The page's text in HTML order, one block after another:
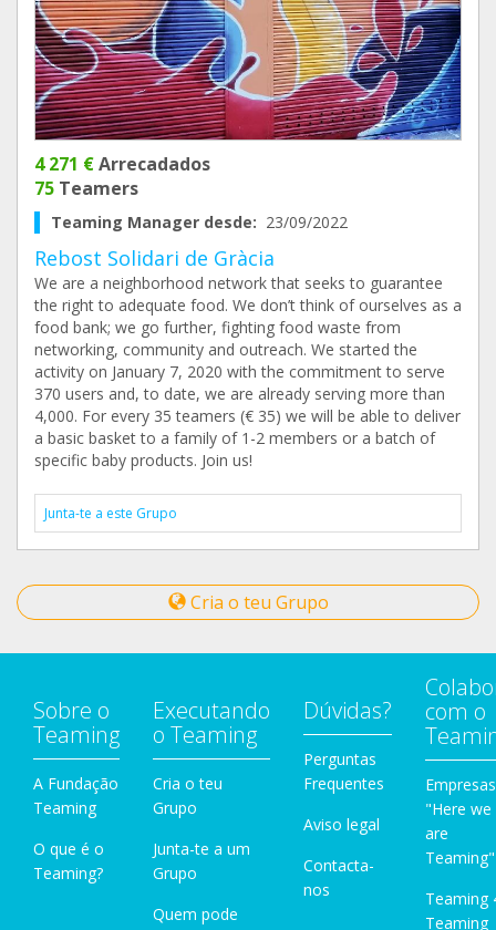
4 271 €Arrecadados
75 Teamers
Teaming Manager desde: 23/09/2022
Rebost Solidari de Gràcia
We are a neighborhood network that seeks to guarantee
the right to adequate food. We don’t think of ourselves as a
food bank; we go further, fighting food waste from
networking, community and outreach. We started the
activity on January 7, 2020 with the commitment to serve
370 users and, to date, we are already serving more than
4,000. For every 35 teamers (€ 35) we will be able to deliver
a basic basket to a family of 1-2 members or a batch of
specific baby products. Join us!
Junta-te a este Grupo
Cria o teu Grupo
Sobre o
Teaming
A Fundação
Teaming
O que é o
Teaming?
Executando
o Teaming
Cria o teu
Grupo
Junta-te a um
Grupo
Quem pode
Dúvidas?
Perguntas
Frequentes
Aviso legal
Contacta-
nos
com o
Empresas
"Here we
are
Teaming"
Teaming
Teaming